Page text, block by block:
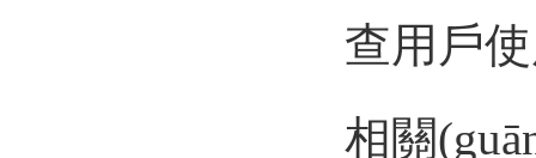
查用戶使
相關